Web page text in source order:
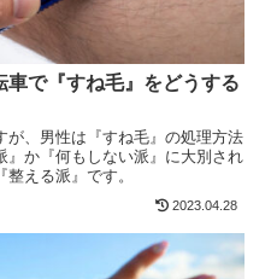
で『すね毛』をどうする
が、男性は『すね毛』の処理方法
』か『何もしない派』に大別され
える派』です。
2023.04.28